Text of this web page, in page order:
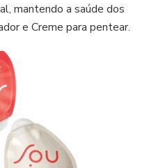
mantendo a saúde dos
e Creme para pentear.